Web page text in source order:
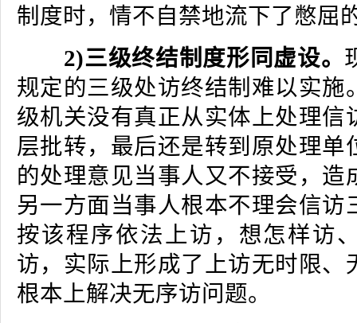
制度时，情不自禁地流下了憋屈
2)三级终结制度形同虚设。
规定的三级处访终结制难以实施
级机关没有真正从实体上处理信
层批转，最后还是转到原处理单
的处理意见当事人又不接受，造
另一方面当事人根本不理会信访
按该程序依法上访，想怎样访
访，实际上形成了上访无时限、
根本上解决无序访问题。